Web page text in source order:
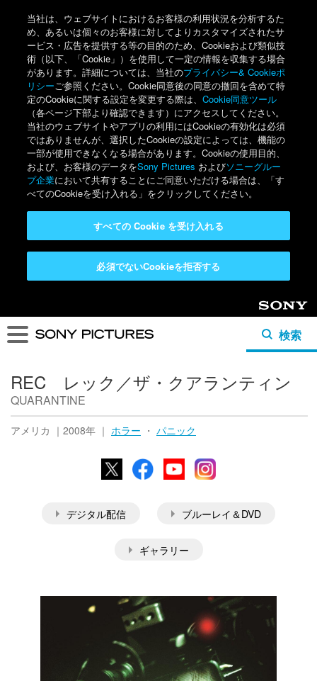
当社は、ウェブサイトにおけるお客様の利用状況を分析するた
め、あるいは個々のお客様に対してよりカスタマイズされたサ
ービス・広告を提供する等の目的のため、Cookieおよび類似技
術（以下、「Cookie」）を使用して一定の情報を収集する場合
があります。詳細については、当社のプライバシー& Cookieポ
リシーご参照ください。Cookie同意後の同意の撤回を含めて特
定のCookieに関する設定を変更する際は、Cookie同意ツール
（各ページ下部より確認できます）にアクセスしてください。
当社のウェブサイトやアプリの利用にはCookieの有効化は必須
ではありませんが、選択したCookieの設定によっては、機能の
一部が使用できなくなる場合があります。Cookieの使用目的、
および、お客様のデータをSony Pictures およびソニーグルー
プ企業において共有することにご同意いただける場合は、「す
べてのCookieを受け入れる」をクリックしてください。
必須でないCookieを拒否する
すべての Cookie を受け入れる
Sony
検索
REC レック／ザ・クアランティン
QUARANTINE
アメリカ ｜2008年 ｜ ホラー ・ パニック
X FacebookYouTubeInstagram
デジタル配信 ブルーレイ＆DVD
ギャラリー